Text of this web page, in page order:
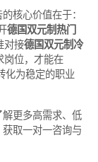
核心价值在于：
德国双元制热门
对接德国双元制冷
岗位，才能在
化为稳定的职业
更多高需求、低
取一对一咨询与